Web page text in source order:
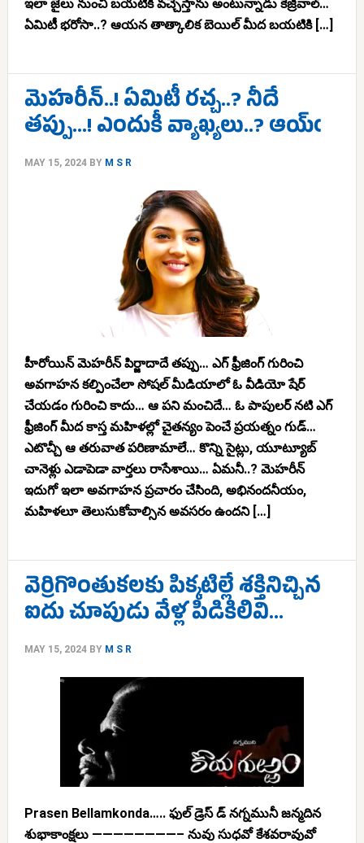
ఇలా జైలు నుంచి బయటికి వచ్చేస్తాను అంటున్నాడు కేజ్రీవాల్…
ఏమిటీ భరోసా..? ఆయన తాత్కాలిక బెయిల్ మీద బయటికి […]
మెహరీన్..! ఏమిటీ రచ్చ..? నీదే
తప్పు…! ఎందుకీ వ్యాఖ్యలు..? ఆయ్ఁ
MAY 15, 2024BY M S R
హీరోయిన్ మెహరీన్ పిర్జాదాదే తప్పు… ఎగ్ ఫ్రీజింగ్ గురించి
అవగాహన కల్పించేలా సోషల్ మీడియాలో ఓ వీడియో షేర్
చేయడం గురించి కాదు… ఆ పని మంచిదే… ఓ పాపులర్ నటి ఎగ్
ఫ్రీజింగ్ మీద కాస్త మహిళల్లో చైతన్యం పెంచే ప్రయత్నం గుడ్…
ఎటొచ్చీ ఆ తరువాత పరిణామాలే… కొన్ని సైట్లు, యూట్యూబ్
చానెళ్లు ఎడాపెడా వార్తలు రాసేశాయి… ఏమనీ..? మెహరీన్
ఇదుగో ఇలా అవగాహన ప్రచారం చేసింది, అభినందనీయం,
మహిళలూ తెలుసుకోవాల్సిన అవసరం ఉందని […]
వెర్రిగొంతుకలకు పిక్కటిల్లే శక్తినిచ్చిన
ఐదు చూపుడు వేళ్ల పిడికిలివి…
MAY 15, 2024BY M S R
Prasen Bellamkonda….. ఫుల్ డ్రెస్ డ్ నగ్నమునీ జన్మదిన
శుభాకాంక్షలు ————————– నువు సుధవో కేశవరావువో